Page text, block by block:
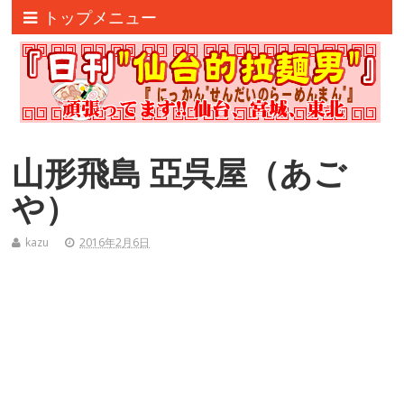
トップメニュー
山形飛島 亞呉屋（あご
や）
kazu 2016年2月6日